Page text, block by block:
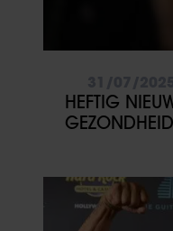
HEFTIG
GEZONDHEID